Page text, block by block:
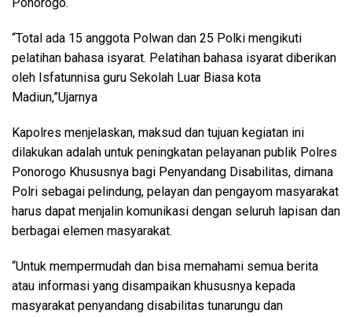
“Total ada 15 anggota Polwan dan 25 Polki mengikuti
pelatihan bahasa isyarat. Pelatihan bahasa isyarat diberikan
oleh Isfatunnisa guru Sekolah Luar Biasa kota
Madiun,”Ujarnya
Kapolres menjelaskan, maksud dan tujuan kegiatan ini
dilakukan adalah untuk peningkatan pelayanan publik Polres
Ponorogo Khususnya bagi Penyandang Disabilitas, dimana
Polri sebagai pelindung, pelayan dan pengayom masyarakat
harus dapat menjalin komunikasi dengan seluruh lapisan dan
berbagai elemen masyarakat.
“Untuk mempermudah dan bisa memahami semua berita
atau informasi yang disampaikan khususnya kepada
masyarakat penyandang disabilitas tunarungu dan